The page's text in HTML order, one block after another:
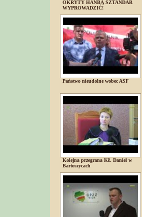
OKRYTY HAŃBĄ SZTANDAR
WYPROWADZIĆ!
Państwo nieudolne wobec ASF
Kolejna przegrana KŁ Daniel w
Bartoszycach